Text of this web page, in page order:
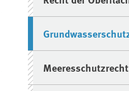
Meeresschutzrecht